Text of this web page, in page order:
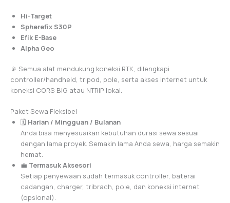
Hi-Target
Spherefix S30P
Efik E-Base
Alpha Geo
📡 Semua alat mendukung koneksi RTK, dilengkapi
controller/handheld, tripod, pole, serta akses internet untuk
koneksi CORS BIG atau NTRIP lokal.
Paket Sewa Fleksibel
🗓️ Harian / Mingguan / Bulanan
Anda bisa menyesuaikan kebutuhan durasi sewa sesuai
dengan lama proyek. Semakin lama Anda sewa, harga semakin
hemat.
💼 Termasuk Aksesori
Setiap penyewaan sudah termasuk controller, baterai
cadangan, charger, tribrach, pole, dan koneksi internet
(opsional).